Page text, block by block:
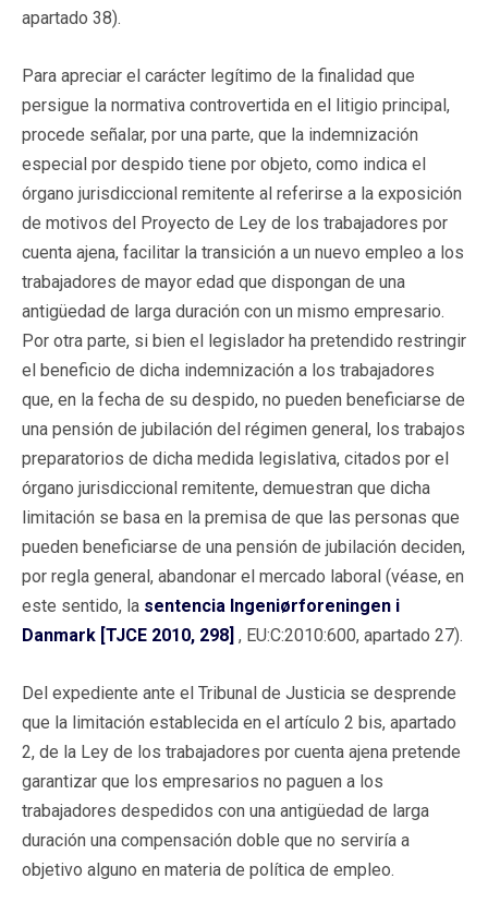
apartado 38).
Para apreciar el carácter legítimo de la finalidad que
persigue la normativa controvertida en el litigio principal,
procede señalar, por una parte, que la indemnización
especial por despido tiene por objeto, como indica el
órgano jurisdiccional remitente al referirse a la exposición
de motivos del Proyecto de Ley de los trabajadores por
cuenta ajena, facilitar la transición a un nuevo empleo a los
trabajadores de mayor edad que dispongan de una
antigüedad de larga duración con un mismo empresario.
Por otra parte, si bien el legislador ha pretendido restringir
el beneficio de dicha indemnización a los trabajadores
que, en la fecha de su despido, no pueden beneficiarse de
una pensión de jubilación del régimen general, los trabajos
preparatorios de dicha medida legislativa, citados por el
órgano jurisdiccional remitente, demuestran que dicha
limitación se basa en la premisa de que las personas que
pueden beneficiarse de una pensión de jubilación deciden,
por regla general, abandonar el mercado laboral (véase, en
este sentido, la sentencia Ingeniørforeningen i
Danmark [TJCE 2010, 298] , EU:C:2010:600, apartado 27).
Del expediente ante el Tribunal de Justicia se desprende
que la limitación establecida en el artículo 2 bis, apartado
2, de la Ley de los trabajadores por cuenta ajena pretende
garantizar que los empresarios no paguen a los
trabajadores despedidos con una antigüedad de larga
duración una compensación doble que no serviría a
objetivo alguno en materia de política de empleo.